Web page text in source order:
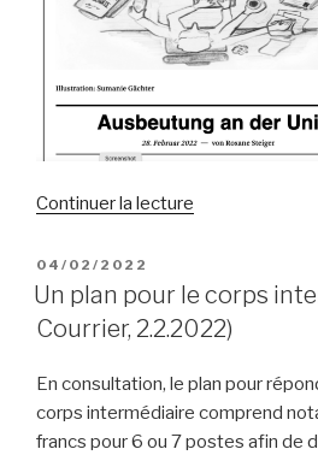
Continuer la lecture
der
Uni
(Zürcher
Student,
28.2.2022) »
PUBLIÉ
LE
04/02/2022
Un plan pour le corps
Courrier, 2.2.2022)
En consultation, le plan pour
corps intermédiaire comprend
francs pour 6 ou 7 postes afin de